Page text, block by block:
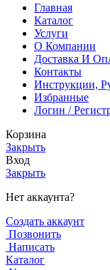
Главная
Каталог
Услуги
О Компании
Доставка И
Контакты
Инструкции,
Избранные
Логин /
Корзина
Закрыть
Вход
Закрыть
Нет аккаунта?
Создать аккаунт
Позвонить
Написать
Каталог